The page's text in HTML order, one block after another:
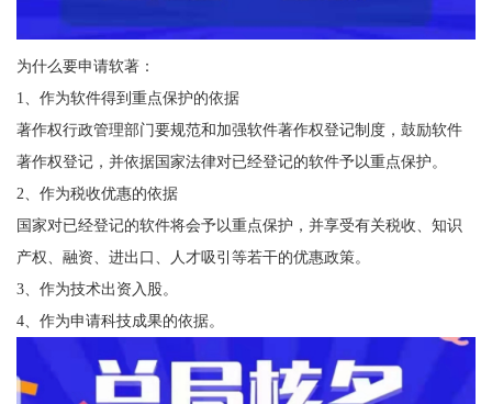
为什么要申请软著：
1、作为软件得到重点保护的依据
著作权行政管理部门要规范和加强软件著作权登记制度，鼓励软件
著作权登记，并依据国家法律对已经登记的软件予以重点保护。
2、作为税收优惠的依据
国家对已经登记的软件将会予以重点保护，并享受有关税收、知识
产权、融资、进出口、人才吸引等若干的优惠政策。
3、作为技术出资入股。
4、作为申请科技成果的依据。